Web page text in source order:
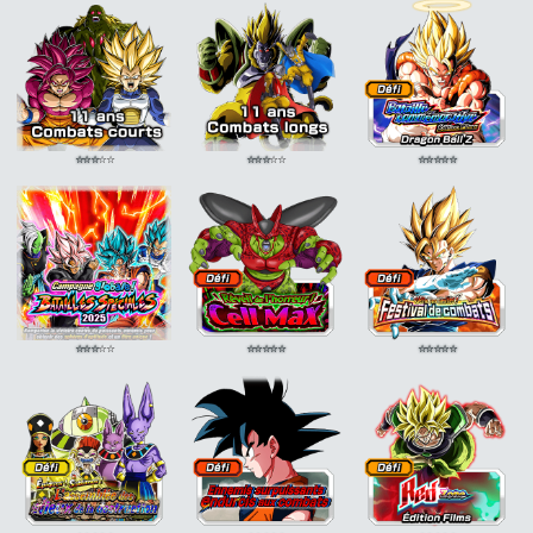
+5%
TransformationATT
+10% DEF +10% Soin
+5%
TransformationSoin
+5%
TransformationATT
+10% DEF +10% Soin
+5%
MajinKI +2 ATT
+15% DEF +15%
⭐⭐⭐⭐⭐ ⭐⭐⭐⭐⭐ ⭐⭐⭐⭐⭐
⭐⭐⭐⭐⭐ ⭐⭐⭐⭐⭐ ⭐⭐⭐⭐⭐